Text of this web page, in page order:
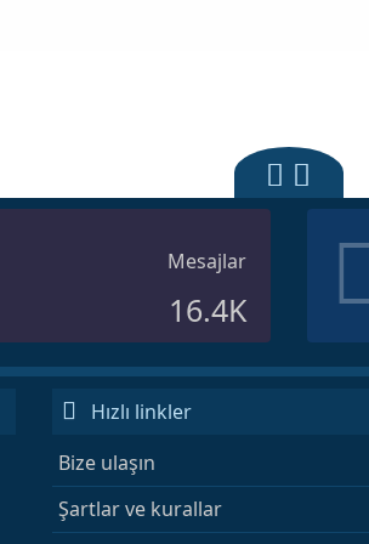
Mesajlar
16.4K
Hızlı linkler
Bize ulaşın
Şartlar ve kurallar